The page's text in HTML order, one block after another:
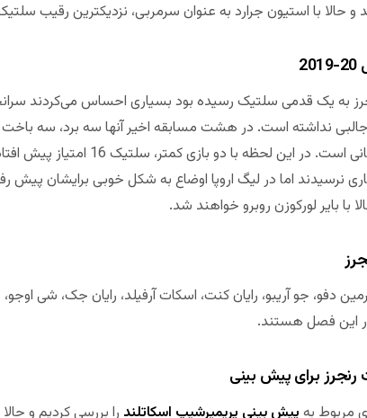
حالا با استیون جرارد به عنوان سرمربی، نزدیکترین رقیب
به یک قدمی سلتیک رسیده بود بسیاری احساس می‌کردند
جالبی نداشته است. در هشت مسابقه اخیر آنها سه برد، سه باخت
خداحافظی با قهرمانی است.
نرسیدند اما در لیگ اروپا اوضاع به شکل خوبی برایشان پیش
بایر لورکوزن روبرو خواهند شد.
دفو، جو آریبو، رایان کنت، اسکات آرفیلد، رایان جک، شی
این فصل هستند.
رنجرز برای پیش بینی
مربوط به پیش بینی پریمیرشیپ اسکاتلند را بررسی کردیم و